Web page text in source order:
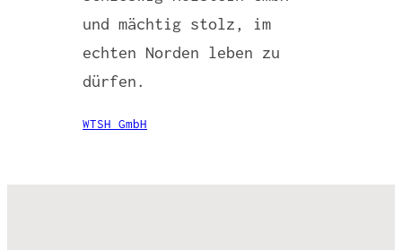
und mächtig stolz, im
echten Norden leben zu
dürfen.
WTSH GmbH